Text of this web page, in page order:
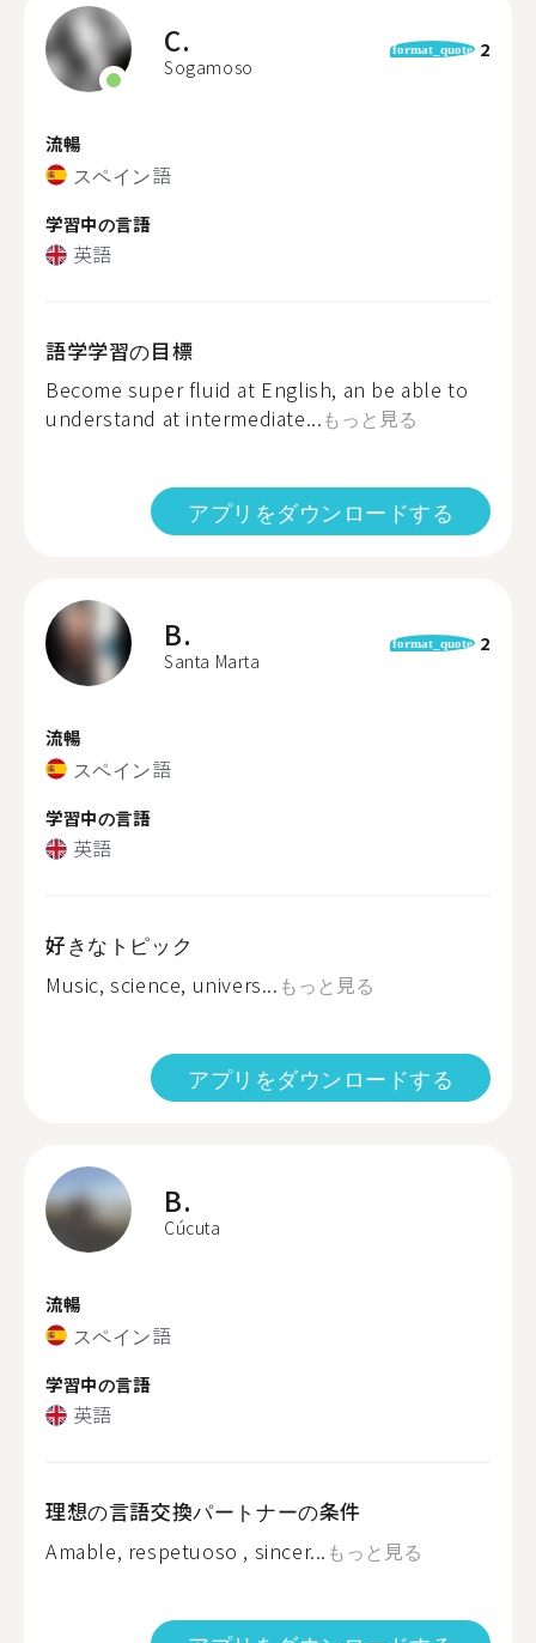
C.
Sogamoso
format_quote 2
流暢
スペイン語
学習中の言語
英語
語学学習の目標
Become super fluid at English, an be able to
understand at intermediate...もっと見る
アプリをダウンロードする
B.
Santa Marta
format_quote 2
流暢
スペイン語
学習中の言語
英語
好きなトピック
Music, science, univers... もっと見る
アプリをダウンロードする
B.
Cúcuta
流暢
スペイン語
学習中の言語
英語
理想の言語交換パートナーの条件
Amable, respetuoso , sincer... もっと見る